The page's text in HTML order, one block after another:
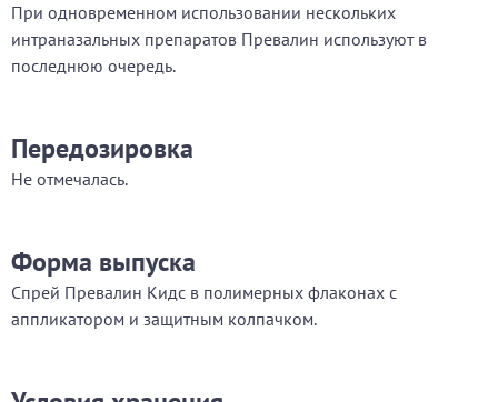
При одновременном использовании нескольких
интраназальных препаратов Превалин используют в
последнюю очередь.
Передозировка
Не отмечалась.
Форма выпуска
Спрей Превалин Кидс в полимерных флаконах с
аппликатором и защитным колпачком.